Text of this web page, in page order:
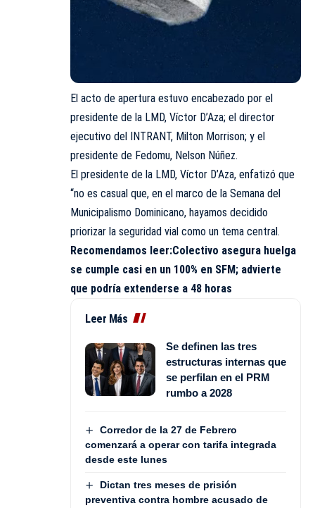
El acto de apertura estuvo encabezado por el
presidente de la LMD, Víctor D’Aza; el director
ejecutivo del INTRANT, Milton Morrison; y el
presidente de Fedomu, Nelson Núñez.
El presidente de la LMD, Víctor D’Aza, enfatizó que
“no es casual que, en el marco de la Semana del
Municipalismo Dominicano, hayamos decidido
priorizar la seguridad vial como un tema central.
Recomendamos leer:Colectivo asegura huelga
se cumple casi en un 100% en SFM; advierte
que podría extenderse a 48 horas
Leer Más
Se definen las tres
estructuras internas que
se perfilan en el PRM
rumbo a 2028
Corredor de la 27 de Febrero
comenzará a operar con tarifa integrada
desde este lunes
Dictan tres meses de prisión
preventiva contra hombre acusado de